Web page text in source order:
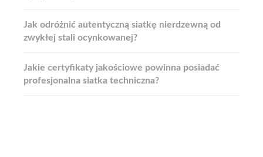
Jak odróżnić autentyczną siatkę nierdzewną od
zwykłej stali ocynkowanej?
Jakie certyfikaty jakościowe powinna posiadać
profesjonalna siatka techniczna?